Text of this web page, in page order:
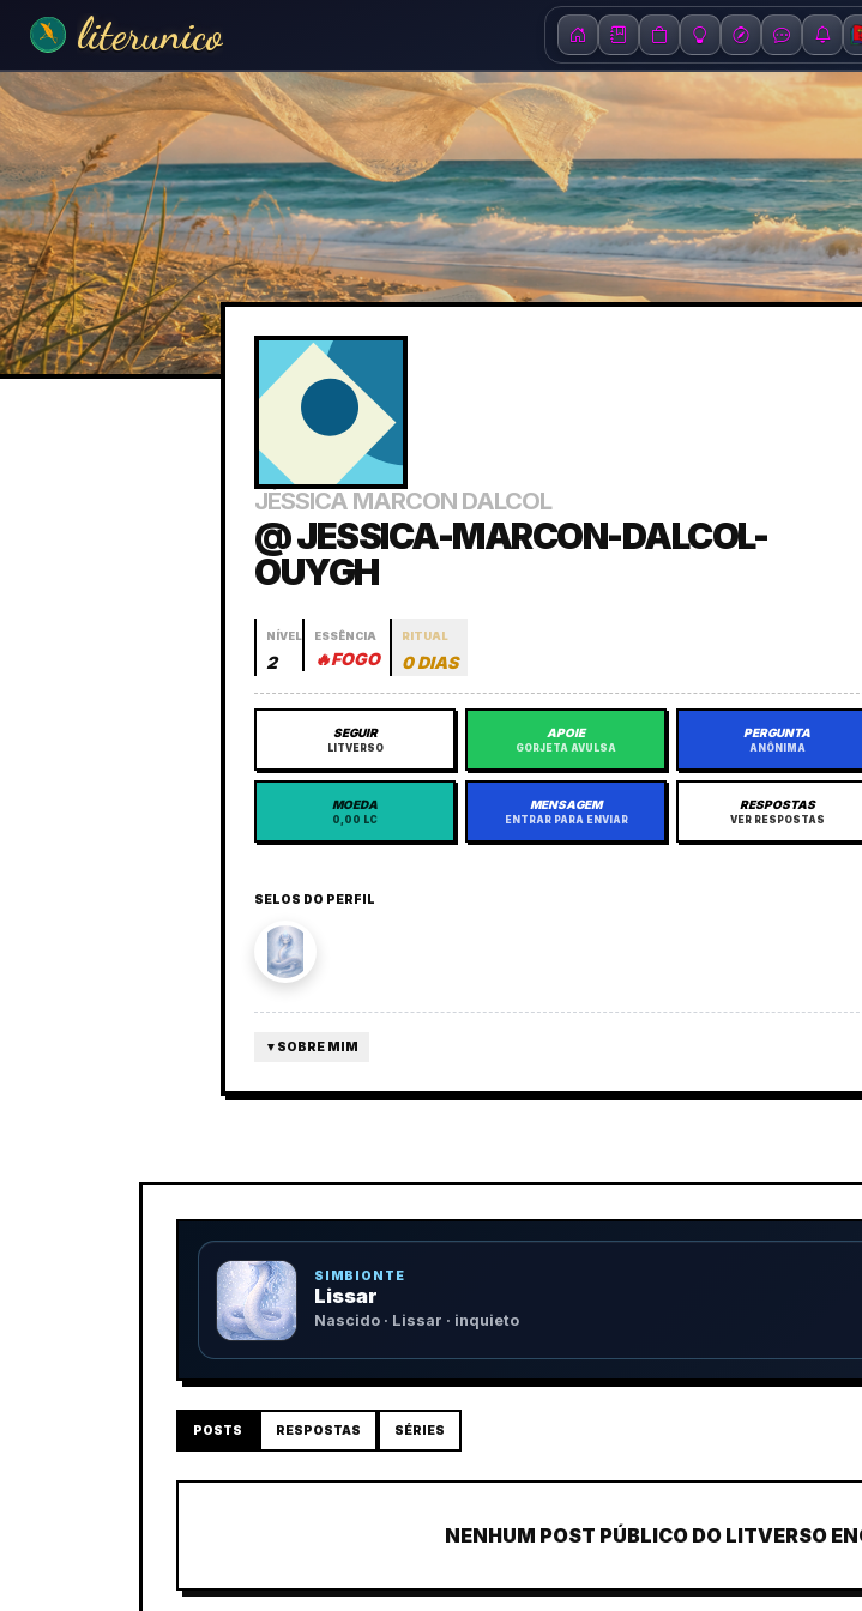
literunico
JÉSSICA MARCON DALCOL
@ JESSICA-MARCON-DALCOL-
OUYGH
NÍVEL
2
ESSÊNCIA
🔥FOGO
RITUAL
0 DIAS
SEGUIR
LITVERSO
APOIE
GORJETA AVULSA
PERGUNTA
ANÔNIMA
MOEDA
0,00 LC
MENSAGEM
ENTRAR PARA ENVIAR
RESPOSTAS
VER RESPOSTAS
SELOS DO PERFIL
▼ SOBRE MIM
SIMBIONTE
Lissar
Nascido · Lissar · inquieto
POSTS RESPOSTAS SÉRIES
NENHUM POST PÚBLICO DO LITVERSO